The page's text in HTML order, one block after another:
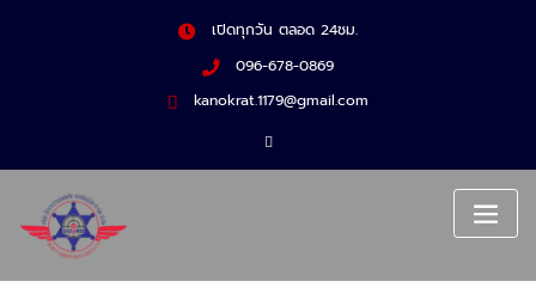
เปิดทุกวัน ตลอด 24ชม.
096-678-0869
kanokrat.1179@gmail.com